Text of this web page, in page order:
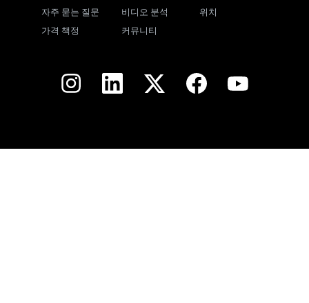
자주 묻는 질문
가격 책정
비디오 분석
커뮤니티
위치